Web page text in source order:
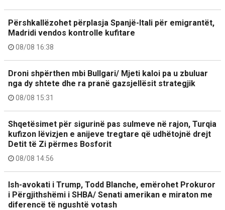
Përshkallëzohet përplasja Spanjë-Itali për emigrantët,
Madridi vendos kontrolle kufitare
08/08 16:38
Droni shpërthen mbi Bullgari/ Mjeti kaloi pa u zbuluar
nga dy shtete dhe ra pranë gazsjellësit strategjik
08/08 15:31
Shqetësimet për sigurinë pas sulmeve në rajon, Turqia
kufizon lëvizjen e anijeve tregtare që udhëtojnë drejt
Detit të Zi përmes Bosforit
08/08 14:56
Ish-avokati i Trump, Todd Blanche, emërohet Prokuror
i Përgjithshëmi i SHBA/ Senati amerikan e miraton me
diferencë të ngushtë votash